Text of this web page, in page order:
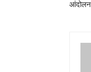
आंदोलन